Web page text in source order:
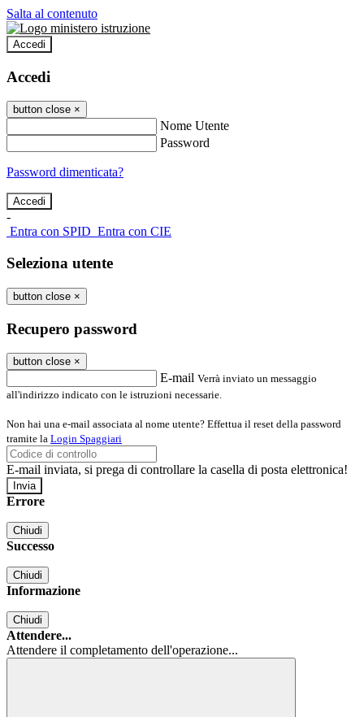
Salta al contenuto
Accedi
Accedi
button close ×
Nome Utente
Password
Password dimenticata?
-
Entra con SPID Entra con CIE
Seleziona utente
button close ×
Recupero password
button close ×
E-mail Verrà inviato un messaggio
all'indirizzo indicato con le istruzioni necessarie.
Non hai una e-mail associata al nome utente? Effettua il reset della password
tramite la Login Spaggiari
E-mail inviata, si prega di controllare la casella di posta elettronica!
Errore
Chiudi
Successo
Chiudi
Informazione
Chiudi
Attendere...
Attendere il completamento dell'operazione...